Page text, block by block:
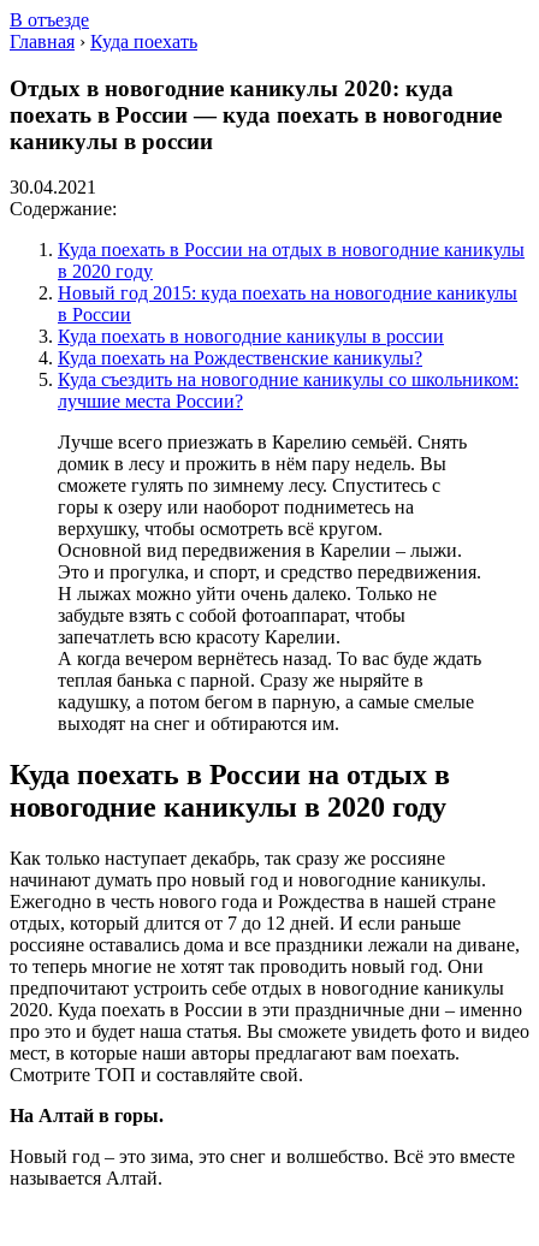
В отъезде
Главная › Куда поехать
Отдых в новогодние каникулы 2020: куда
поехать в России — куда поехать в новогодние
каникулы в россии
30.04.2021
Содержание:
Куда поехать в России на отдых в новогодние каникулы
в 2020 году
Новый год 2015: куда поехать на новогодние каникулы
в России
Куда поехать в новогодние каникулы в россии
Куда поехать на Рождественские каникулы?
Куда съездить на новогодние каникулы со школьником:
лучшие места России?
Лучше всего приезжать в Карелию семьёй. Снять
домик в лесу и прожить в нём пару недель. Вы
сможете гулять по зимнему лесу. Спуститесь с
горы к озеру или наоборот подниметесь на
верхушку, чтобы осмотреть всё кругом.
Основной вид передвижения в Карелии – лыжи.
Это и прогулка, и спорт, и средство передвижения.
Н лыжах можно уйти очень далеко. Только не
забудьте взять с собой фотоаппарат, чтобы
запечатлеть всю красоту Карелии.
А когда вечером вернётесь назад. То вас буде ждать
теплая банька с парной. Сразу же ныряйте в
кадушку, а потом бегом в парную, а самые смелые
выходят на снег и обтираются им.
Куда поехать в России на отдых в
новогодние каникулы в 2020 году
Как только наступает декабрь, так сразу же россияне
начинают думать про новый год и новогодние каникулы.
Ежегодно в честь нового года и Рождества в нашей стране
отдых, который длится от 7 до 12 дней. И если раньше
россияне оставались дома и все праздники лежали на диване,
то теперь многие не хотят так проводить новый год. Они
предпочитают устроить себе отдых в новогодние каникулы
2020. Куда поехать в России в эти праздничные дни – именно
про это и будет наша статья. Вы сможете увидеть фото и видео
мест, в которые наши авторы предлагают вам поехать.
Смотрите ТОП и составляйте свой.
На Алтай в горы.
Новый год – это зима, это снег и волшебство. Всё это вместе
называется Алтай.